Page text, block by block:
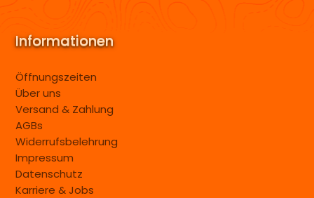
Informationen
Öffnungszeiten
Über uns
Versand & Zahlung
AGBs
Widerrufsbelehrung
Impressum
Datenschutz
Karriere & Jobs